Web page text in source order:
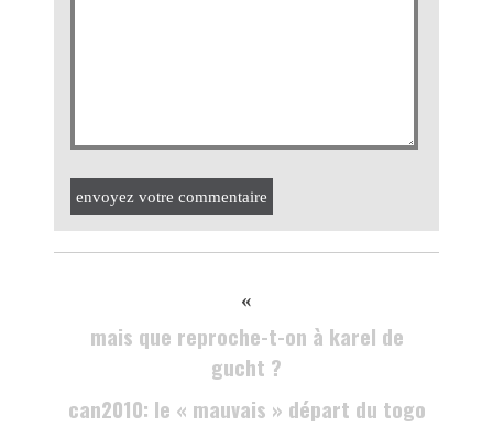
envoyez votre commentaire
«
mais que reproche-t-on à karel de
gucht ?
can2010: le « mauvais » départ du togo